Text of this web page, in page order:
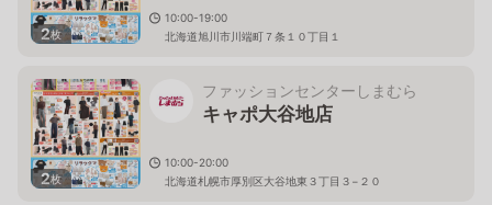
2枚
10:00-19:00
北海道旭川市川端町７条１０丁目１
2枚
ファッションセンターしまむら
キャポ大谷地店
10:00-20:00
北海道札幌市厚別区大谷地東３丁目３−２０